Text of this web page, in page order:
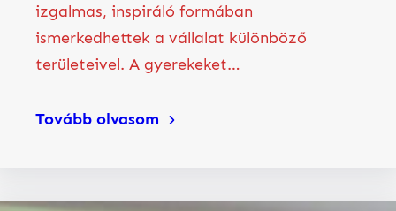
izgalmas, inspiráló formában
ismerkedhettek a vállalat különböző
területeivel. A gyerekeket…
Tovább olvasom